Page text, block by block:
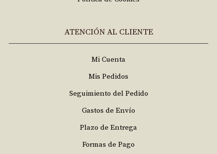
ATENCIÓN AL CLIENTE
Mi Cuenta
Mis Pedidos
Seguimiento del Pedido
Gastos de Envío
Plazo de Entrega
Formas de Pago